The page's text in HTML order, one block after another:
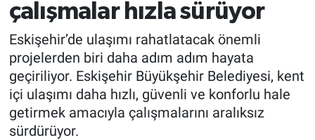
çalışmalar hızla sürüyor
Eskişehir’de ulaşımı rahatlatacak önemli
projelerden biri daha adım adım hayata
geçiriliyor. Eskişehir Büyükşehir Belediyesi, kent
içi ulaşımı daha hızlı, güvenli ve konforlu hale
getirmek amacıyla çalışmalarını aralıksız
sürdürüyor.
Türkiye
Dünya
Sağlık
Alış-Veriş/İş dünyası
Eskişehir Arşivi
Röportaj
Ekonomi
Kültür Sanat
Tüm Manşetler
Son Dakika Haberleri
Haber Arşivi